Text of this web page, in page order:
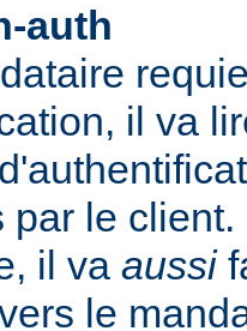
auth
il va
par le
il va aussi
le